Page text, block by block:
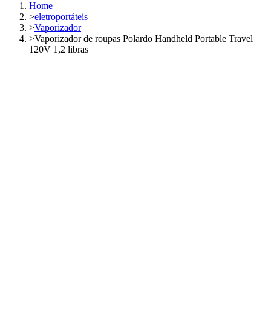
Home
>eletroportáteis
>Vaporizador
>Vaporizador de roupas Polardo Handheld Portable Travel
120V 1,2 libras